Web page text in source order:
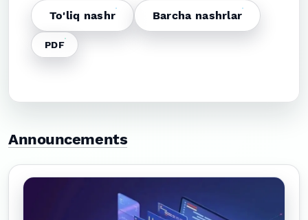
To'liq nashr Barcha nashrlar
PDF
Announcements